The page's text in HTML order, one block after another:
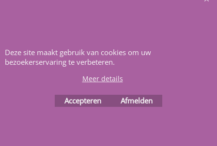
Deze site maakt gebruik van cookies om uw
bezoekerservaring te verbeteren.
Meer details
Accepteren Afmelden